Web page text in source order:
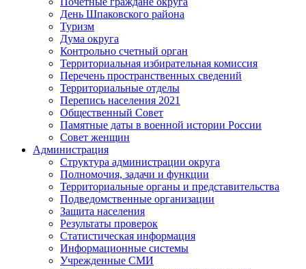
День Шпаковского района
Туризм
Дума округа
Контрольно счетный орган
Территориальная избирательная комиссия
Перечень пространственных сведений
Территориальные отделы
Перепись населения 2021
Общественный Совет
Памятные даты в военной истории России
Совет женщин
Администрация
Структура администрации округа
Полномочия, задачи и функции
Территориальные органы и представительства
Подведомственные организации
Защита населения
Результаты проверок
Статистическая информация
Информационные системы
Учрежденные СМИ